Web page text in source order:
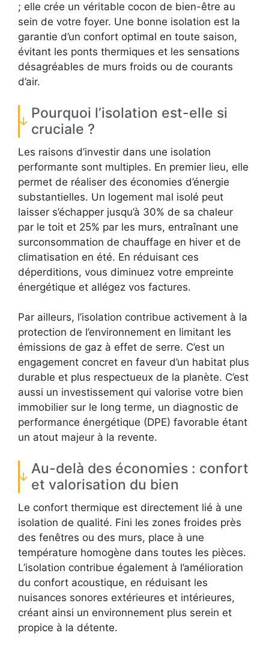
; elle crée un véritable cocon de bien-être au
sein de votre foyer. Une bonne isolation est la
garantie d’un confort optimal en toute saison,
évitant les ponts thermiques et les sensations
désagréables de murs froids ou de courants
d’air.
Pourquoi l’isolation est-elle si
cruciale ?
Les raisons d’investir dans une isolation
performante sont multiples. En premier lieu, elle
permet de réaliser des économies d’énergie
substantielles. Un logement mal isolé peut
laisser s’échapper jusqu’à 30% de sa chaleur
par le toit et 25% par les murs, entraînant une
surconsommation de chauffage en hiver et de
climatisation en été. En réduisant ces
déperditions, vous diminuez votre empreinte
énergétique et allégez vos factures.
Par ailleurs, l’isolation contribue activement à la
protection de l’environnement en limitant les
émissions de gaz à effet de serre. C’est un
engagement concret en faveur d’un habitat plus
durable et plus respectueux de la planète. C’est
aussi un investissement qui valorise votre bien
immobilier sur le long terme, un diagnostic de
performance énergétique (DPE) favorable étant
un atout majeur à la revente.
Au-delà des économies : confort
et valorisation du bien
Le confort thermique est directement lié à une
isolation de qualité. Fini les zones froides près
des fenêtres ou des murs, place à une
température homogène dans toutes les pièces.
L’isolation contribue également à l’amélioration
du confort acoustique, en réduisant les
nuisances sonores extérieures et intérieures,
créant ainsi un environnement plus serein et
propice à la détente.